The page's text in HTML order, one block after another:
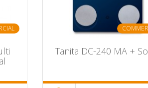
Tanita DC-240 MA +